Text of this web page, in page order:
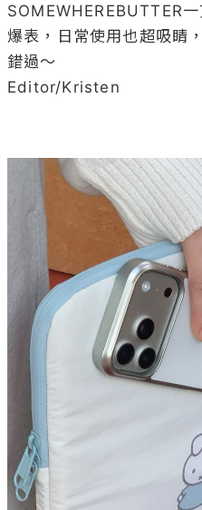
SOMEWHEREBUTTER
爆表，日常使用也超吸睛
錯過～
Editor/Kristen